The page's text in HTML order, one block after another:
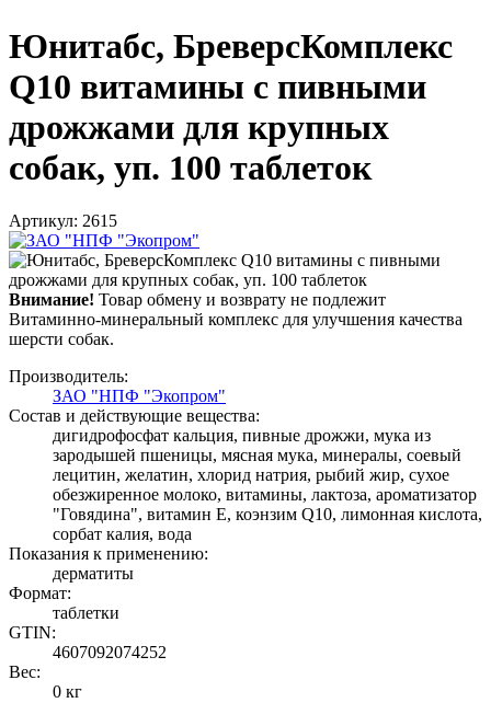
Юнитабс, БреверсКомплекс
Q10 витамины с пивными
дрожжами для крупных
собак, уп. 100 таблеток
Артикул: 2615
Внимание! Товар обмену и возврату не подлежит
Витаминно-минеральный комплекс для улучшения качества
шерсти собак.
Производитель:
ЗАО "НПФ "Экопром"
Состав и действующие вещества:
дигидрофосфат кальция, пивные дрожжи, мука из
зародышей пшеницы, мясная мука, минералы, соевый
лецитин, желатин, хлорид натрия, рыбий жир, сухое
обезжиренное молоко, витамины, лактоза, ароматизатор
"Говядина", витамин E, коэнзим Q10, лимонная кислота,
сорбат калия, вода
Показания к применению:
дерматиты
Формат:
таблетки
GTIN:
4607092074252
Вес:
0 кг